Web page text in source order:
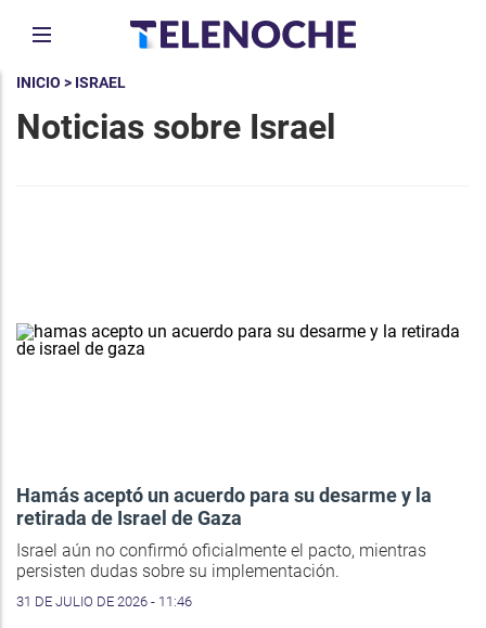
INICIO > ISRAEL
Noticias sobre Israel
Hamás aceptó un acuerdo para su desarme y la
retirada de Israel de Gaza
Israel aún no confirmó oficialmente el pacto, mientras
persisten dudas sobre su implementación.
31 DE JULIO DE 2026 - 11:46